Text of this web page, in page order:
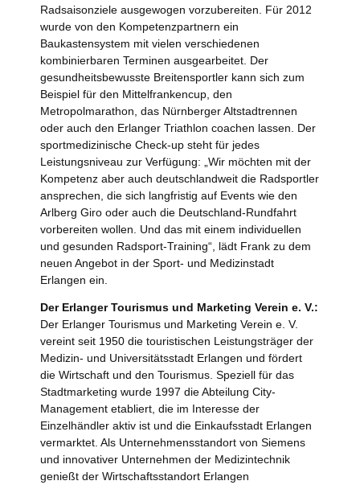
Radsaisonziele ausgewogen vorzubereiten. Für 2012
wurde von den Kompetenzpartnern ein
Baukastensystem mit vielen verschiedenen
kombinierbaren Terminen ausgearbeitet. Der
gesundheitsbewusste Breitensportler kann sich zum
Beispiel für den Mittelfrankencup, den
Metropolmarathon, das Nürnberger Altstadtrennen
oder auch den Erlanger Triathlon coachen lassen. Der
sportmedizinische Check-up steht für jedes
Leistungsniveau zur Verfügung: „Wir möchten mit der
Kompetenz aber auch deutschlandweit die Radsportler
ansprechen, die sich langfristig auf Events wie den
Arlberg Giro oder auch die Deutschland-Rundfahrt
vorbereiten wollen. Und das mit einem individuellen
und gesunden Radsport-Training“, lädt Frank zu dem
neuen Angebot in der Sport- und Medizinstadt
Erlangen ein.
Der Erlanger Tourismus und Marketing Verein e. V.:
Der Erlanger Tourismus und Marketing Verein e. V.
vereint seit 1950 die touristischen Leistungsträger der
Medizin- und Universitätsstadt Erlangen und fördert
die Wirtschaft und den Tourismus. Speziell für das
Stadtmarketing wurde 1997 die Abteilung City-
Management etabliert, die im Interesse der
Einzelhändler aktiv ist und die Einkaufsstadt Erlangen
vermarktet. Als Unternehmensstandort von Siemens
und innovativer Unternehmen der Medizintechnik
genießt der Wirtschaftsstandort Erlangen